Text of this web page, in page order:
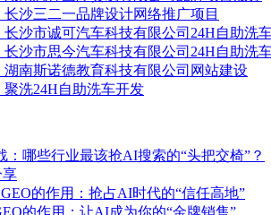
长沙三二一品牌设计网络推广项目
长沙市诚可汽车科技有限公司24H自助洗
长沙市思今汽车科技有限公司24H自助洗
湖南斯诺德教育科技有限公司网站建设
聚洗24H自助洗车开发
：哪些行业最该抢AI搜索的“头把交椅”？
享
的作用：抢占AI时代的“信任高地”